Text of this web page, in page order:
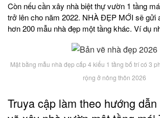
Còn nếu cần xây nhà biệt thự vườn 1 tầng
trở lên cho năm 2022. NHÀ ĐẸP MỚI sẽ gửi
hơn 200 mẫu nhà đẹp một tầng khác. Ví dụ
Mặt bằng mẫu nhà đẹp cấp 4 kiểu 1 tầng bố trí có 3
rộng ở nông thôn 2026
Truya cập làm theo hướng